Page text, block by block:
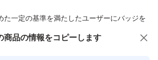
はできません。
理解のうえでご入札ください。
た一定の基準を満たしたユーザーにバッジを
商品の情報をコピーします
る人にオススメ